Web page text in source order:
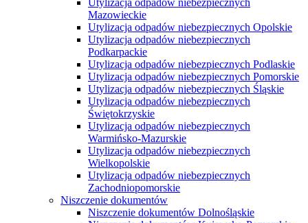
Utylizacja odpadów niebezpiecznych
Mazowieckie
Utylizacja odpadów niebezpiecznych Opolskie
Utylizacja odpadów niebezpiecznych
Podkarpackie
Utylizacja odpadów niebezpiecznych Podlaskie
Utylizacja odpadów niebezpiecznych Pomorskie
Utylizacja odpadów niebezpiecznych Śląskie
Utylizacja odpadów niebezpiecznych
Świętokrzyskie
Utylizacja odpadów niebezpiecznych
Warmińsko-Mazurskie
Utylizacja odpadów niebezpiecznych
Wielkopolskie
Utylizacja odpadów niebezpiecznych
Zachodniopomorskie
Niszczenie dokumentów
Niszczenie dokumentów Dolnośląskie